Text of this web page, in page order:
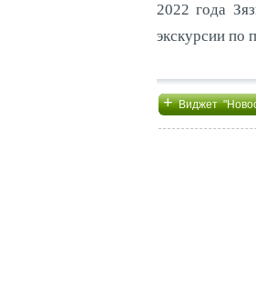
2022 года
экскурсии по
+Виджет